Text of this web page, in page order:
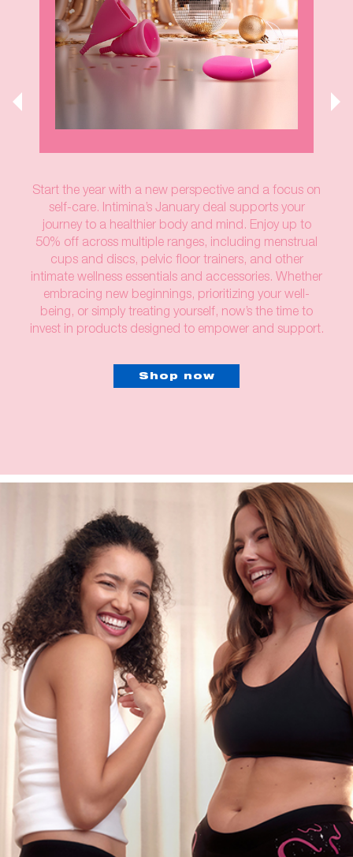
Start the year with a new perspective and a focus on
self-care. Intimina’s January deal supports your
journey to a healthier body and mind. Enjoy up to
50% off across multiple ranges, including menstrual
cups and discs, pelvic floor trainers, and other
intimate wellness essentials and accessories. Whether
embracing new beginnings, prioritizing your well-
being, or simply treating yourself, now’s the time to
invest in products designed to empower and support.
Shop now